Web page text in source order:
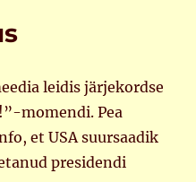
leidis järjekordse
momendi. Pea
et USA suursaadik
presidendi